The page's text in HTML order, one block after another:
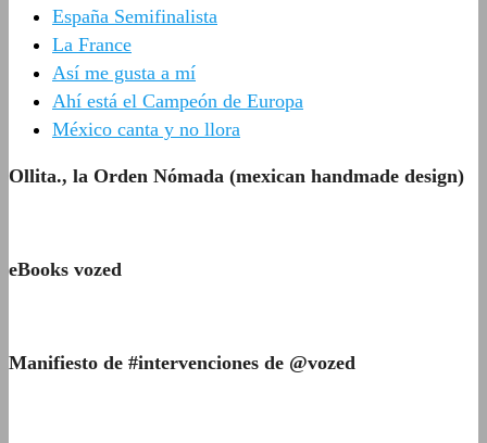
España Semifinalista
La France
Así me gusta a mí
Ahí está el Campeón de Europa
México canta y no llora
Ollita., la Orden Nómada (mexican handmade design)
eBooks vozed
Manifiesto de #intervenciones de @vozed